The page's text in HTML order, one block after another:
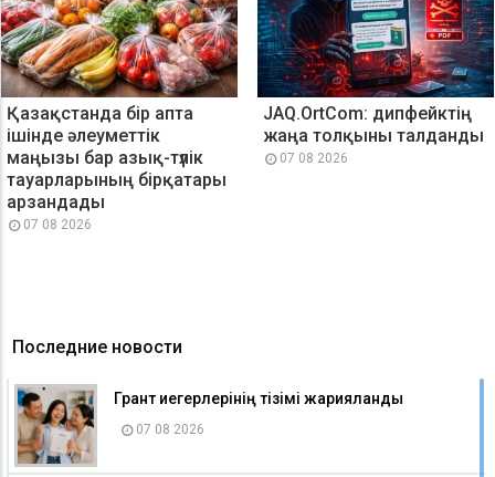
Қазақстанда бір апта
ішінде әлеуметтік
маңызы бар азық-түлік
тауарларының бірқатары
арзандады
07 08 2026
JAQ.OrtCom: дипфейктің
жаңа толқыны талданды
07 08 2026
Последние новости
Грант иегерлерінің тізімі жарияланды
07 08 2026